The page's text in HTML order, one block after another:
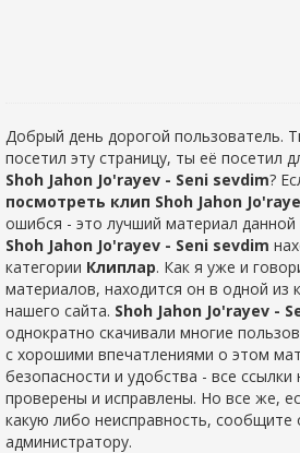
Добрый день дорогой пользователь.
посетил эту страницу, ты её посетил
Shoh Jahon Jo'rayev - Seni sevdim?
посмотреть клип Shoh Jahon
ошибся - это лучший материал данной
Shoh Jahon Jo'rayev - Seni sevdim
категории Клиплар. Как я уже и
материалов, находится он в одной из
нашего сайта. Shoh Jahon Jo'rayev -
однократно скачивали многие
с хорошими впечатлениями о этом
безопасности и удобства - все
проверены и исправлены. Но все же,
какую либо неисправность, сообщите
администратору.